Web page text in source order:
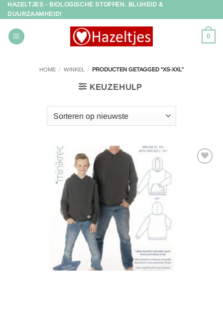
Ga
naar
inhoud
HAZELTJES - BIOLOGISCHE STOFFEN. BLIJHEID &
DUURZAAMHEID!
0
HOME / WINKEL / PRODUCTEN GETAGGED “XS-XXL”
KEUZEHULP